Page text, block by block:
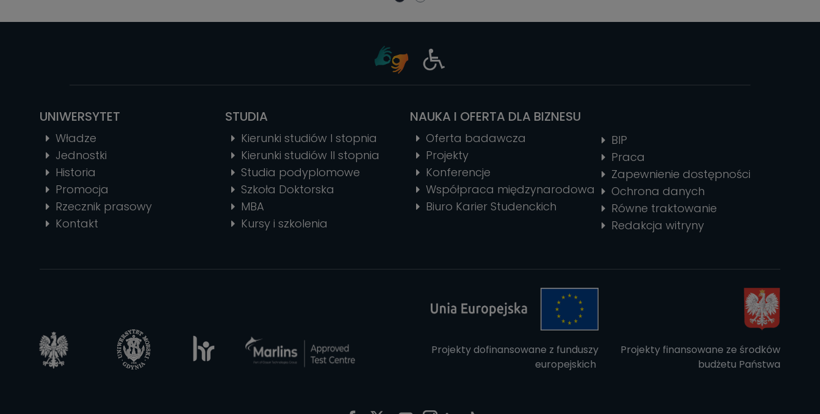
UNIWERSYTET
Władze
Jednostki
Historia
Promocja
Rzecznik prasowy
Kontakt
STUDIA
Kierunki studiów I stopnia
Kierunki studiów II stopnia
Studia podyplomowe
Szkoła Doktorska
MBA
Kursy i szkolenia
NAUKA I OFERTA DLA BIZNESU
Oferta badawcza
Projekty
Konferencje
Współpraca międzynarodowa
Biuro Karier Studenckich
BIP
Praca
Zapewnienie dostępności
Ochrona danych
Równe traktowanie
Redakcja witryny
Projekty dofinansowane z funduszy
europejskich
Projekty finansowane ze środków
budżetu Państwa